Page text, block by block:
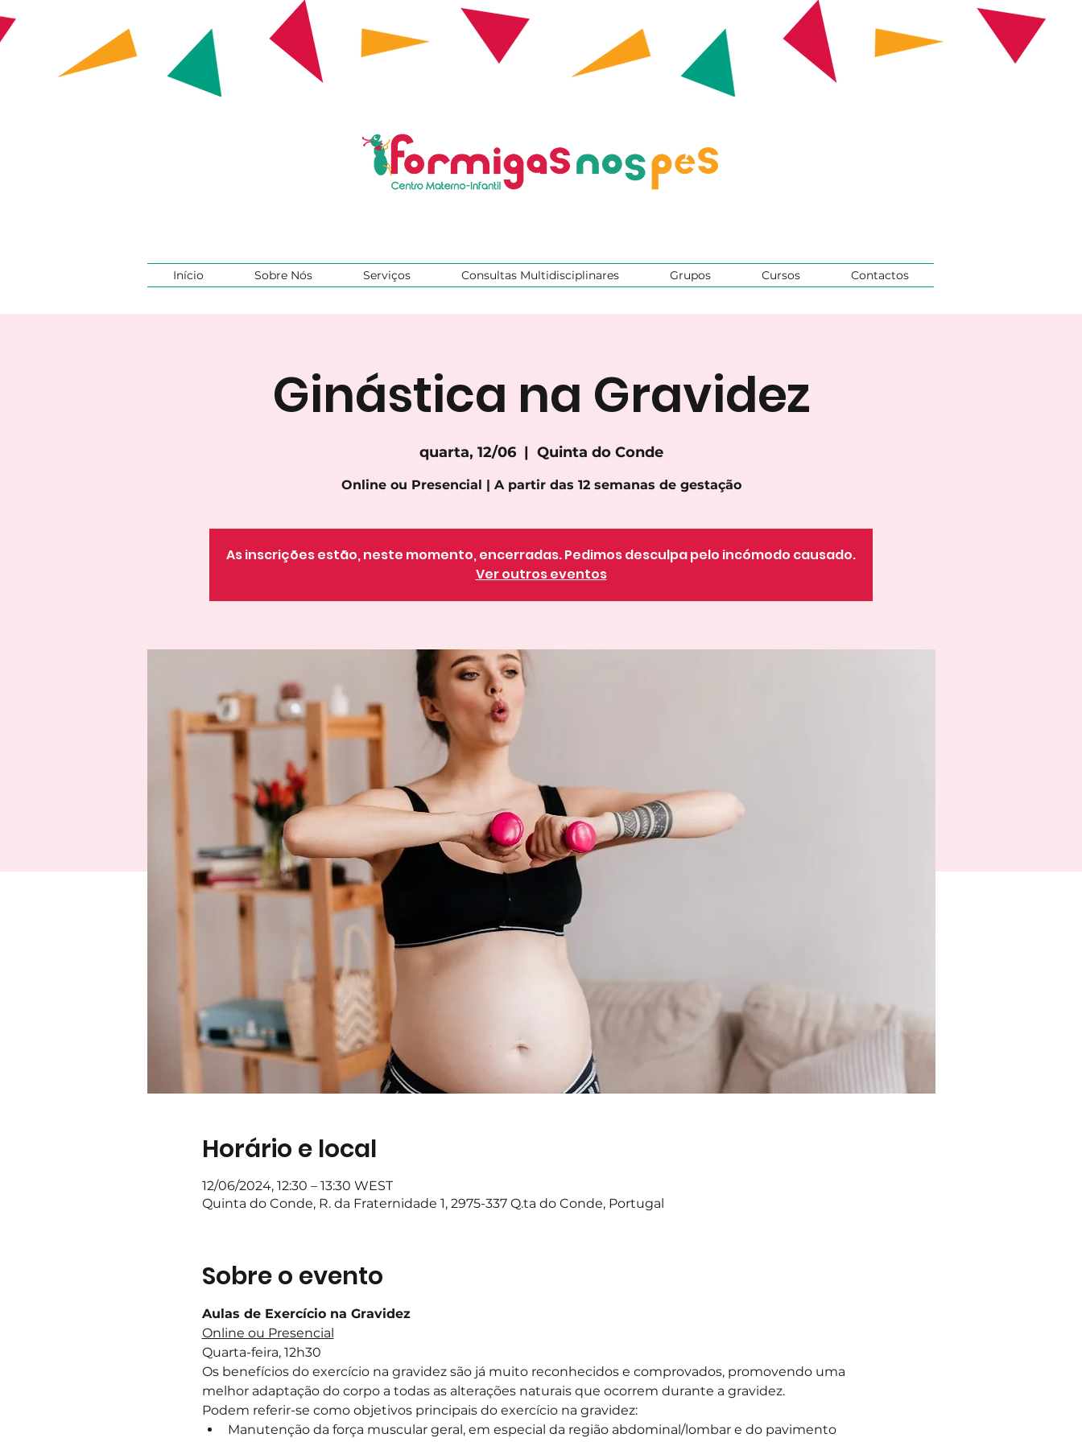
Início Sobre Nós Serviços Consultas Multidisciplinares Grupos Cursos Contactos
Ginástica na Gravidez
quarta, 12/06
  |
Quinta do Conde
Online ou Presencial | A partir das 12 semanas de gestação
As inscrições estão, neste momento, encerradas. Pedimos desculpa pelo incómodo causado.
Ver outros eventos
Horário e local
12/06/2024, 12:30 – 13:30 WEST
Quinta do Conde, R. da Fraternidade 1, 2975-337 Q.ta do Conde, Portugal
Sobre o evento
Aulas de Exercício na Gravidez
Online ou Presencial
Quarta-feira, 12h30
Os benefícios do exercício na gravidez são já muito reconhecidos e comprovados, promovendo uma
melhor adaptação do corpo a todas as alterações naturais que ocorrem durante a gravidez.
Podem referir-se como objetivos principais do exercício na gravidez:
Manutenção da força muscular geral, em especial da região abdominal/lombar e do pavimento